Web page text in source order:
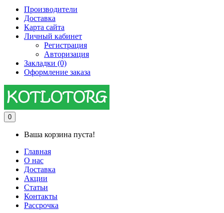
Производители
Доставка
Карта сайта
Личный кабинет
Регистрация
Авторизация
Закладки (0)
Оформление заказа
0
Ваша корзина пуста!
Главная
О нас
Доставка
Акции
Статьи
Контакты
Рассрочка